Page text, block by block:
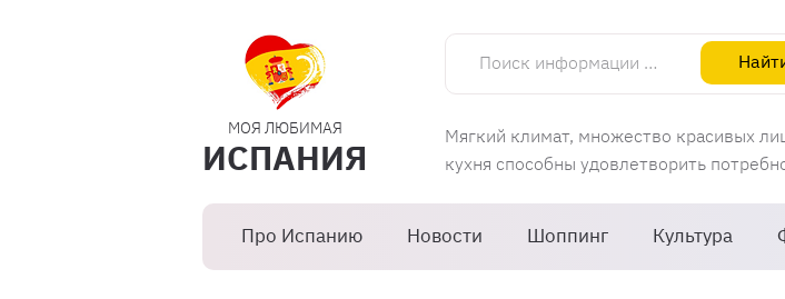
МОЯ ЛЮБИМАЯ
ИСПАНИЯ
Поиск информации об Испании
Мягкий климат, множество красивых
кухня способны удовлетворить
Про Испанию Новости Шоппинг Культура